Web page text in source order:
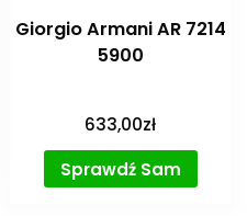
Giorgio Armani AR 7214
5900
633,00zł
Sprawdź Sam